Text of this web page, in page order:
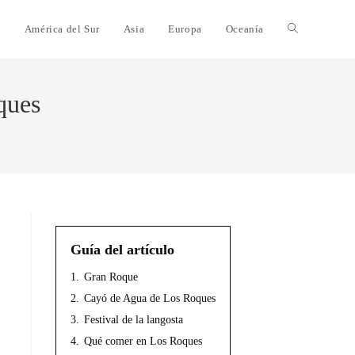
América del Sur Asia Europa Oceanía
Guía del artículo
1.
Gran Roque
2.
Cayó de Agua de Los Roques
3.
Festival de la langosta
4.
Qué comer en Los Roques